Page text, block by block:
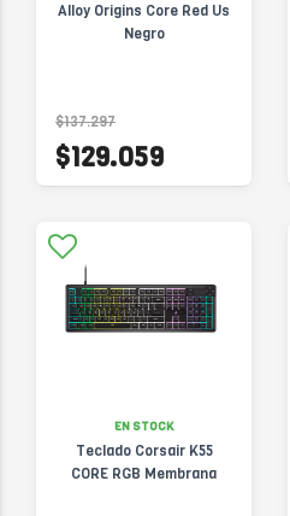
Alloy Origins Core Red Us
Negro
$137.297
$129.059
EN STOCK
Teclado Corsair K55
CORE RGB Membrana